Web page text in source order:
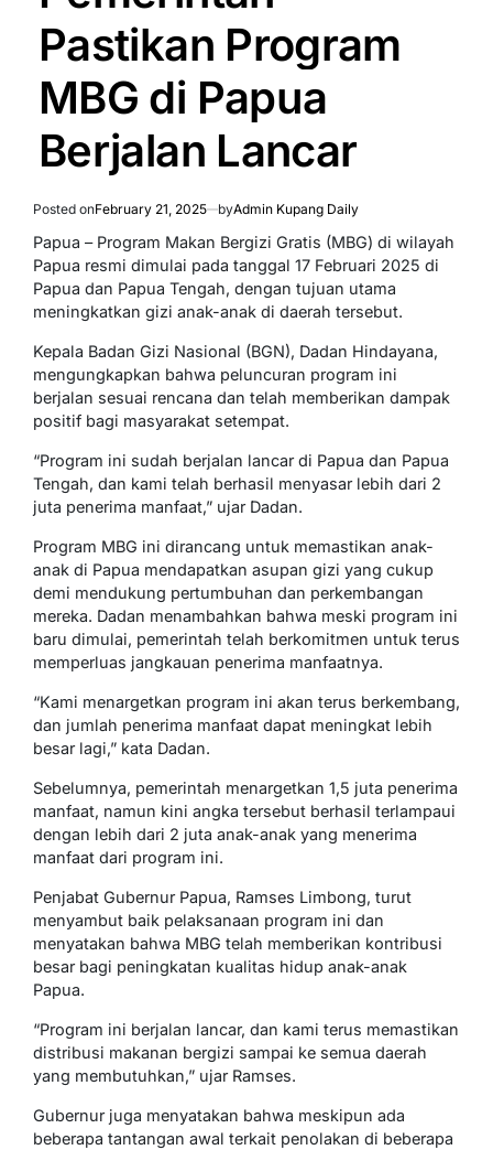
Pastikan Program
MBG di Papua
Berjalan Lancar
Posted onFebruary 21, 2025 byAdmin Kupang Daily
Papua – Program Makan Bergizi Gratis (MBG) di wilayah
Papua resmi dimulai pada tanggal 17 Februari 2025 di
Papua dan Papua Tengah, dengan tujuan utama
meningkatkan gizi anak-anak di daerah tersebut.
Kepala Badan Gizi Nasional (BGN), Dadan Hindayana,
mengungkapkan bahwa peluncuran program ini
berjalan sesuai rencana dan telah memberikan dampak
positif bagi masyarakat setempat.
“Program ini sudah berjalan lancar di Papua dan Papua
Tengah, dan kami telah berhasil menyasar lebih dari 2
juta penerima manfaat,” ujar Dadan.
Program MBG ini dirancang untuk memastikan anak-
anak di Papua mendapatkan asupan gizi yang cukup
demi mendukung pertumbuhan dan perkembangan
mereka. Dadan menambahkan bahwa meski program ini
baru dimulai, pemerintah telah berkomitmen untuk terus
memperluas jangkauan penerima manfaatnya.
“Kami menargetkan program ini akan terus berkembang,
dan jumlah penerima manfaat dapat meningkat lebih
besar lagi,” kata Dadan.
Sebelumnya, pemerintah menargetkan 1,5 juta penerima
manfaat, namun kini angka tersebut berhasil terlampaui
dengan lebih dari 2 juta anak-anak yang menerima
manfaat dari program ini.
Penjabat Gubernur Papua, Ramses Limbong, turut
menyambut baik pelaksanaan program ini dan
menyatakan bahwa MBG telah memberikan kontribusi
besar bagi peningkatan kualitas hidup anak-anak
Papua.
“Program ini berjalan lancar, dan kami terus memastikan
distribusi makanan bergizi sampai ke semua daerah
yang membutuhkan,” ujar Ramses.
Gubernur juga menyatakan bahwa meskipun ada
beberapa tantangan awal terkait penolakan di beberapa